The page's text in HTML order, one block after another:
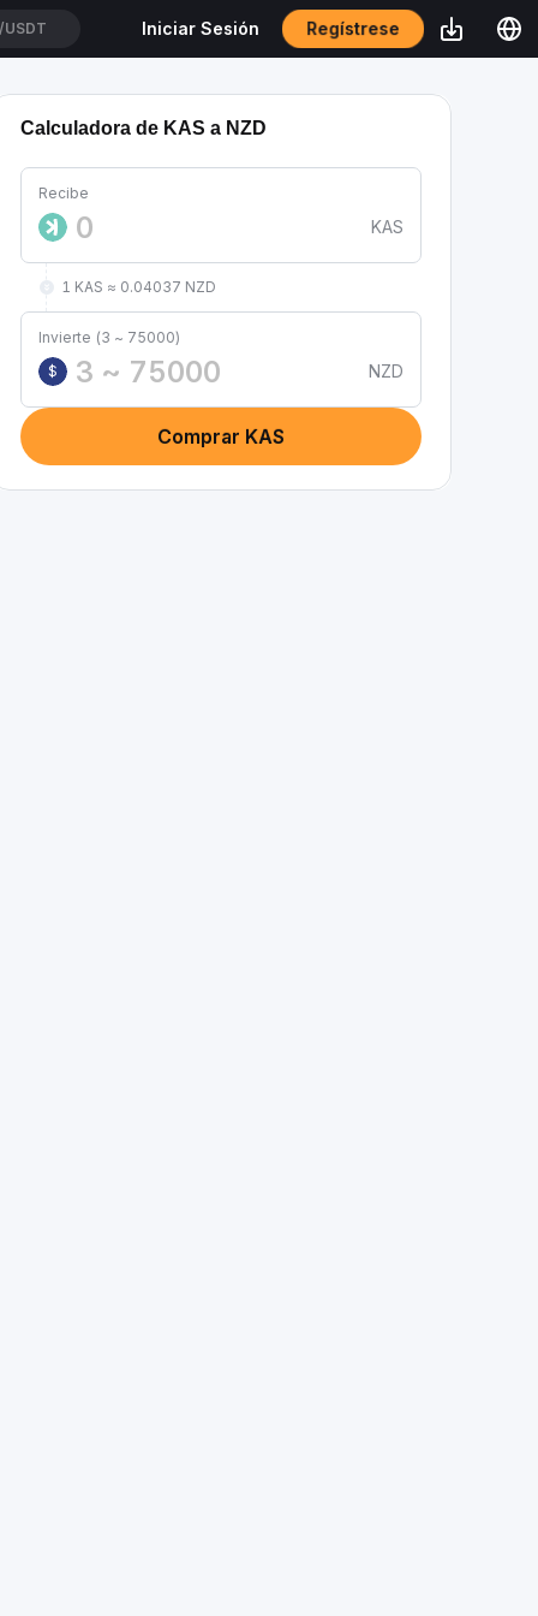
USDT Iniciar Sesión Regístrese
Calculadora de KAS a NZD
Recibe
KAS
1 KAS ≈ 0.04037 NZD
Invierte (3 ~ 75000)
$
NZD
Comprar KAS